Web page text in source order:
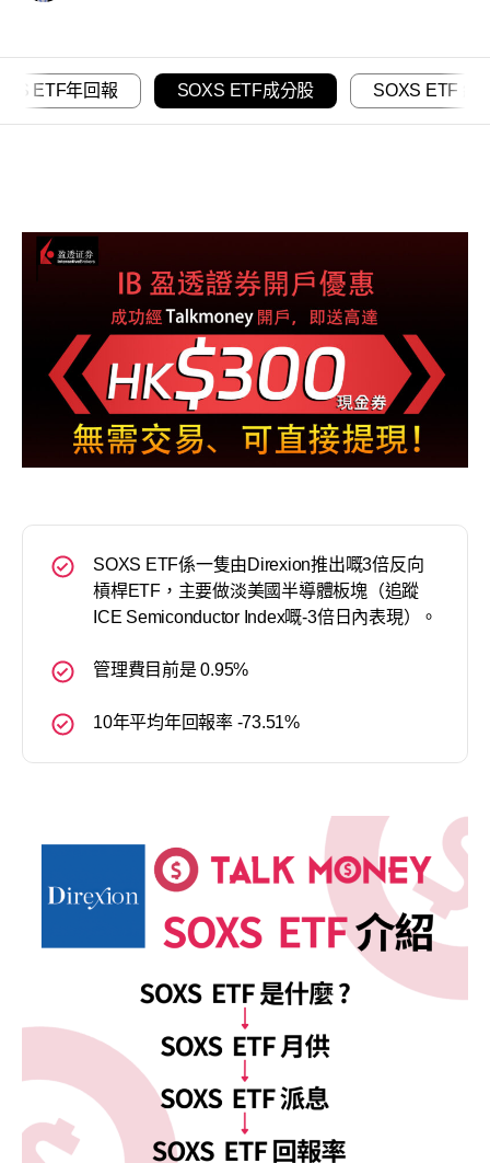
ETF年回報 SOXS ETF成分股 SOXS ETF 總
SOXS ETF係一隻由Direxion推出嘅3倍反向
槓桿ETF，主要做淡美國半導體板塊（追蹤
ICE Semiconductor Index嘅-3倍日內表現）。
管理費目前是 0.95%
10年平均年回報率 -73.51%